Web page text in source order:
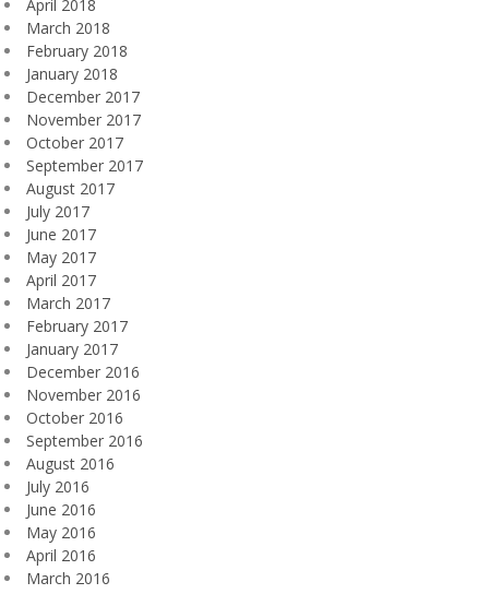
April 2018
March 2018
February 2018
January 2018
December 2017
November 2017
October 2017
September 2017
August 2017
July 2017
June 2017
May 2017
April 2017
March 2017
February 2017
January 2017
December 2016
November 2016
October 2016
September 2016
August 2016
July 2016
June 2016
May 2016
April 2016
March 2016